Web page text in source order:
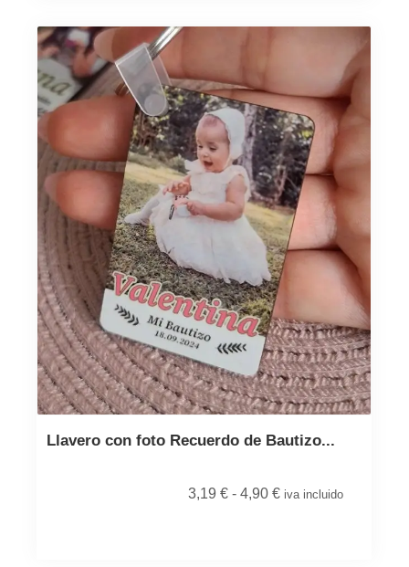
Llavero con foto Recuerdo de Bautizo...
3,19 € - 4,90 € iva incluido